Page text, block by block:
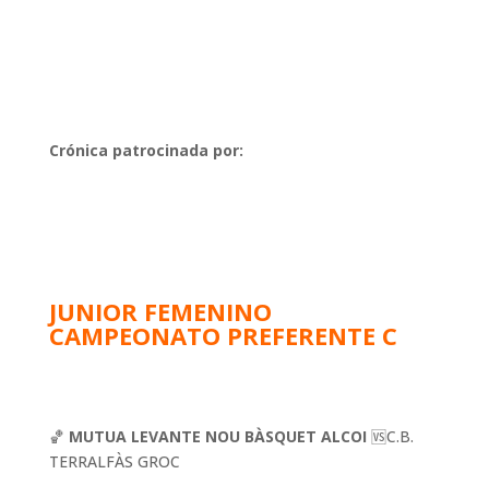
Crónica patrocinada por:
JUNIOR FEMENINO
CAMPEONATO PREFERENTE C
🏀 MUTUA LEVANTE NOU BÀSQUET ALCOI 🆚C.B.
TERRALFÀS GROC